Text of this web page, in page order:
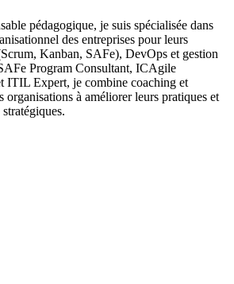
pédagogique, je suis spécialisée dans
des entreprises pour leurs
Kanban, SAFe), DevOps et gestion
Program Consultant, ICAgile
ITIL Expert, je combine coaching et
organisations à améliorer leurs pratiques et